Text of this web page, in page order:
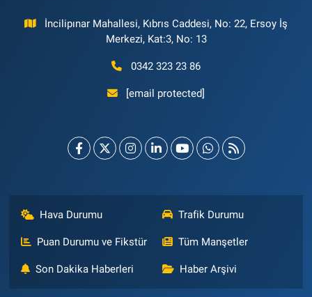
İncilipınar Mahallesi, Kıbrıs Caddesi, No: 22, Ersoy İş
Merkezi, Kat:3, No: 13
0342 323 23 86
[email protected]
Hava Durumu Trafik Durumu
Puan Durumu ve Fikstür Tüm Manşetler
Son Dakika Haberleri Haber Arşivi